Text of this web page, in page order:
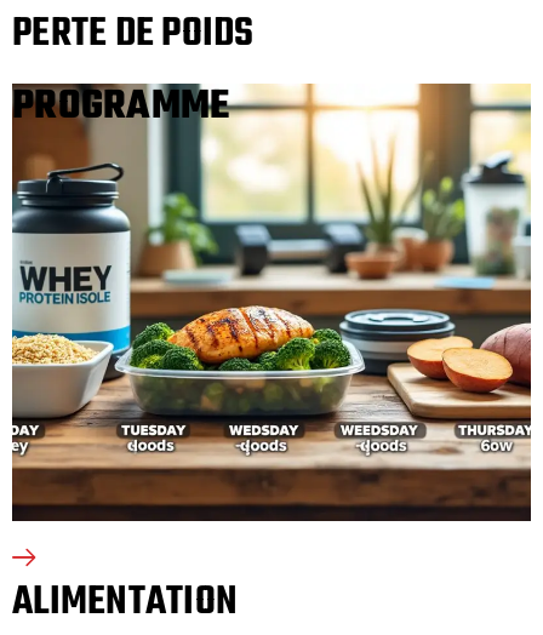
PERTE DE POIDS
PROGRAMME
ALIMENTATION